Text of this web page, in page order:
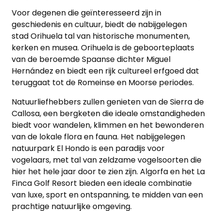
Voor degenen die geïnteresseerd zijn in
geschiedenis en cultuur, biedt de nabijgelegen
stad Orihuela tal van historische monumenten,
kerken en musea. Orihuela is de geboorteplaats
van de beroemde Spaanse dichter Miguel
Hernández en biedt een rijk cultureel erfgoed dat
teruggaat tot de Romeinse en Moorse periodes.
Natuurliefhebbers zullen genieten van de Sierra de
Callosa, een bergketen die ideale omstandigheden
biedt voor wandelen, klimmen en het bewonderen
van de lokale flora en fauna. Het nabijgelegen
natuurpark El Hondo is een paradijs voor
vogelaars, met tal van zeldzame vogelsoorten die
hier het hele jaar door te zien zijn. Algorfa en het La
Finca Golf Resort bieden een ideale combinatie
van luxe, sport en ontspanning, te midden van een
prachtige natuurlijke omgeving.